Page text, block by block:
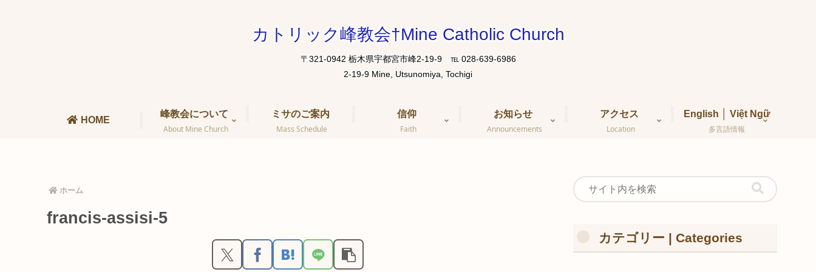
カトリック峰教会†Mine Catholic Church
〒321-0942 栃木県宇都宮市峰2-19-9 ℡ 028-639-6986
HOME
峰教会について
About Mine Church
ミサのご案内
Mass Schedule
信仰
Faith
お知らせ
Announcements
アクセス
Location
English │ Việt Ngữ
多言語情報
ホーム
francis-assisi-5
カテゴリー | Categories